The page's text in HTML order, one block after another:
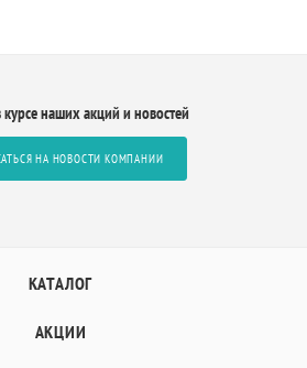
курсе наших акций и новостей
НА НОВОСТИ КОМПАНИИ
КАТАЛОГ
АКЦИИ